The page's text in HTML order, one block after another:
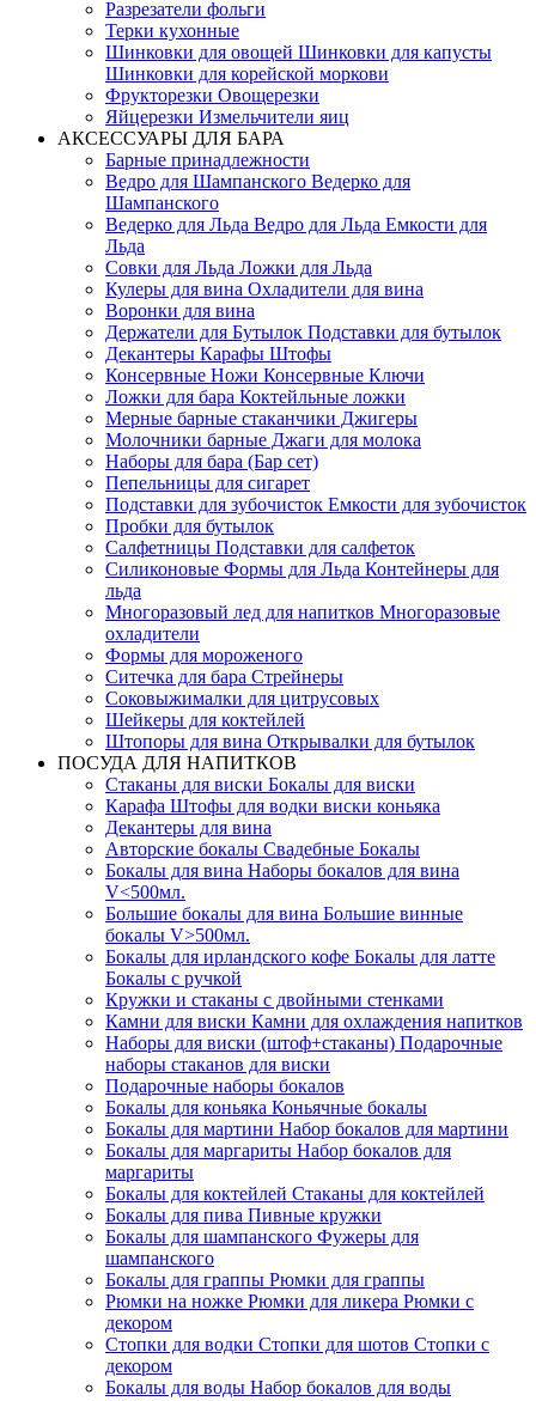
Разрезатели фольги
Терки кухонные
Шинковки для овощей Шинковки для капусты
Шинковки для корейской моркови
Фрукторезки Овощерезки
Яйцерезки Измельчители яиц
АКСЕССУАРЫ ДЛЯ БАРА
Барные принадлежности
Ведро для Шампанского Ведерко для
Шампанского
Ведерко для Льда Ведро для Льда Емкости для
Льда
Совки для Льда Ложки для Льда
Кулеры для вина Охладители для вина
Воронки для вина
Держатели для Бутылок Подставки для бутылок
Декантеры Карафы Штофы
Консервные Ножи Консервные Ключи
Ложки для бара Коктейльные ложки
Мерные барные стаканчики Джигеры
Молочники барные Джаги для молока
Наборы для бара (Бар сет)
Пепельницы для сигарет
Подставки для зубочисток Емкости для зубочисток
Пробки для бутылок
Салфетницы Подставки для салфеток
Силиконовые Формы для Льда Контейнеры для
льда
Многоразовый лед для напитков Многоразовые
охладители
Формы для мороженого
Ситечка для бара Стрейнеры
Соковыжималки для цитрусовых
Шейкеры для коктейлей
Штопоры для вина Открывалки для бутылок
ПОСУДА ДЛЯ НАПИТКОВ
Стаканы для виски Бокалы для виски
Карафа Штофы для водки виски коньяка
Декантеры для вина
Авторские бокалы Свадебные Бокалы
Бокалы для вина Наборы бокалов для вина
V<500мл.
Большие бокалы для вина Большие винные
бокалы V>500мл.
Бокалы для ирландского кофе Бокалы для латте
Бокалы с ручкой
Кружки и стаканы с двойными стенками
Камни для виски Камни для охлаждения напитков
Наборы для виски (штоф+стаканы) Подарочные
наборы стаканов для виски
Подарочные наборы бокалов
Бокалы для коньяка Коньячные бокалы
Бокалы для мартини Набор бокалов для мартини
Бокалы для маргариты Набор бокалов для
маргариты
Бокалы для коктейлей Стаканы для коктейлей
Бокалы для пива Пивные кружки
Бокалы для шампанского Фужеры для
шампанского
Бокалы для граппы Рюмки для граппы
Рюмки на ножке Рюмки для ликера Рюмки с
декором
Стопки для водки Стопки для шотов Стопки с
декором
Бокалы для воды Набор бокалов для воды